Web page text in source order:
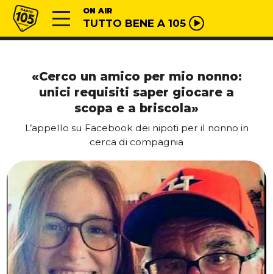
Vai al contenuto
Radio 105 ON AIR
TUTTO BENE A 105
«Cerco un amico per mio nonno:
unici requisiti saper giocare a
scopa e a briscola»
L’appello su Facebook dei nipoti per il nonno in
cerca di compagnia